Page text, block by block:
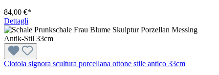
84,00 €*
Dettagli
Ciotola signora scultura porcellana ottone stile antico 33cm